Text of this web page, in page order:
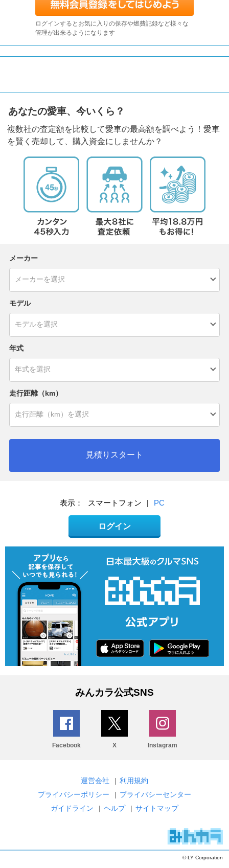
ログインするとお気に入りの保存や燃費記録など様々な
管理が出来るようになります
あなたの愛車、今いくら？
複数社の査定額を比較して愛車の最高額を調べよう！愛車
を賢く売却して、購入資金にしませんか？
メーカー
モデル
年式
走行距離（km）
見積りスタート
表示： スマートフォン | PC
ログイン
みんカラ公式SNS
Facebook X Instagram
運営会社 | 利用規約
プライバシーポリシー
| プライバシーセンター
ガイドライン
| ヘルプ | サイトマップ
© LY Corporation